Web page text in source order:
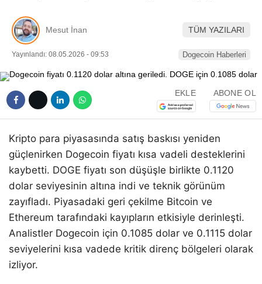
Mesut İnan TÜM YAZILARI
Yayınlandı: 08.05.2026 - 09:53 Dogecoin Haberleri
EKLE ABONE OL
Kripto para piyasasında satış baskısı yeniden
güçlenirken Dogecoin fiyatı kısa vadeli desteklerini
kaybetti. DOGE fiyatı son düşüşle birlikte 0.1120
dolar seviyesinin altına indi ve teknik görünüm
zayıfladı. Piyasadaki geri çekilme Bitcoin ve
Ethereum tarafındaki kayıpların etkisiyle derinleşti.
Analistler Dogecoin için 0.1085 dolar ve 0.1115 dolar
seviyelerini kısa vadede kritik direnç bölgeleri olarak
izliyor.